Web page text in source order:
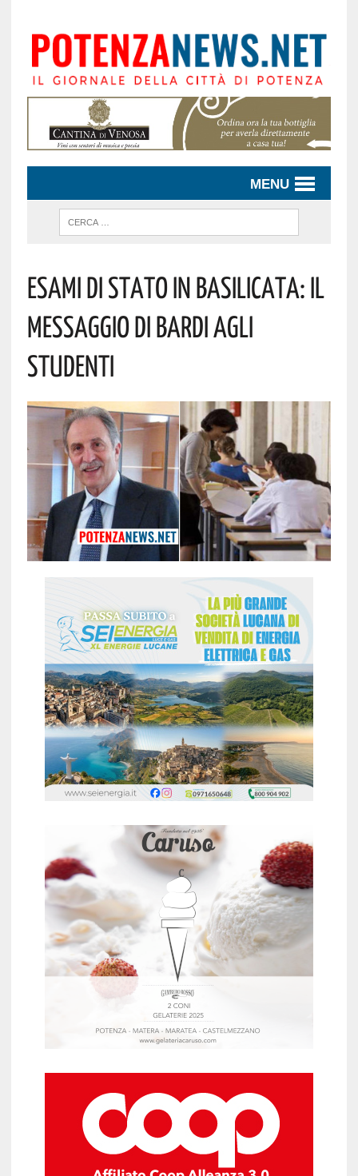
MENU
Esami Di Stato In Basilicata: Il
Messaggio Di Bardi Agli
Studenti